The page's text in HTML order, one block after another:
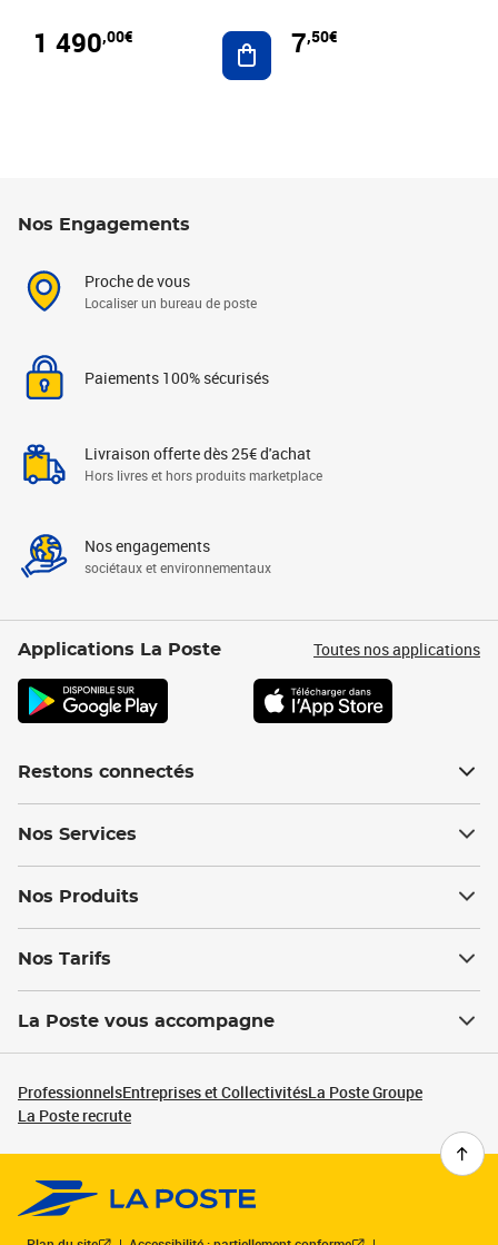
1 490,00€ Ajouter au panier
7,50€
Nos Engagements
Proche de vous
Localiser un bureau de poste
Paiements 100% sécurisés
Livraison offerte dès 25€ d'achat
Hors livres et hors produits marketplace
Nos engagements
sociétaux et environnementaux
Applications La Poste Toutes nos applications
Restons connectés
Nos Services
Nos Produits
Nos Tarifs
La Poste vous accompagne
ProfessionnelsEntreprises et CollectivitésLa Poste Groupe
La Poste recrute